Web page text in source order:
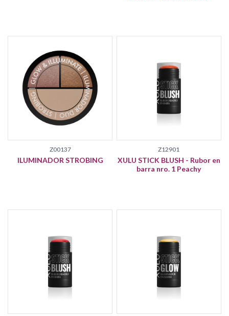
Z00137
ILUMINADOR STROBING
Z12901
XULU STICK BLUSH - Rubor en
barra nro. 1 Peachy